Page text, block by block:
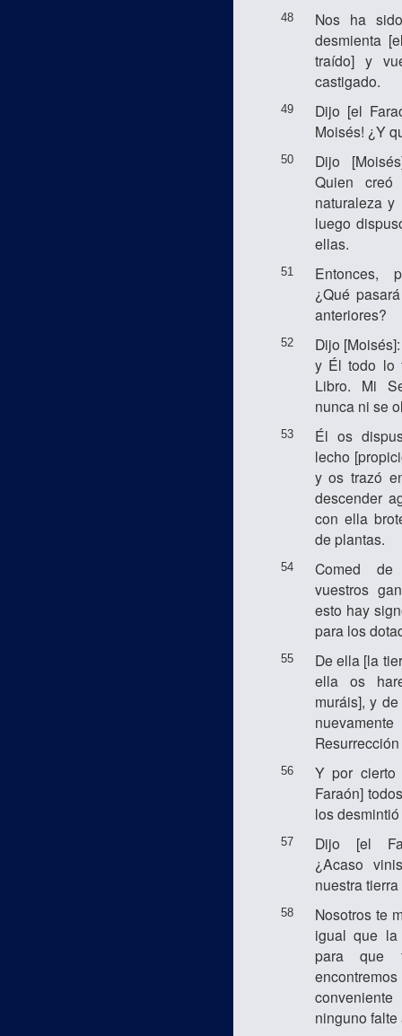
48
Nos ha
desmienta
traído] y
castigado.
49
Dijo [el
Moisés! ¿Y
50
Dijo
Quien
naturaleza y
luego
ellas.
51
Entonces,
¿Qué
anteriores?
52
Dijo
y Él todo lo
Libro. Mi
nunca ni se
53
Él os
lecho
y os trazó
descender
con ella
de plantas.
54
Comed
vuestros
esto hay
para los
55
De ella [la
ella os
muráis], y
Resurrección
56
Y por cierto
Faraón]
los
57
Dijo [el
¿Acaso
nuestra
58
Nosotros te
igual que
para que
ninguno falte